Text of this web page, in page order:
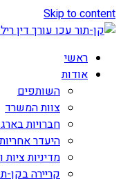
Skip to content
ראשי
אודות
השותפים
צוות המשרד
חברויות
היעדר
מדיניות
קריירה בקן-